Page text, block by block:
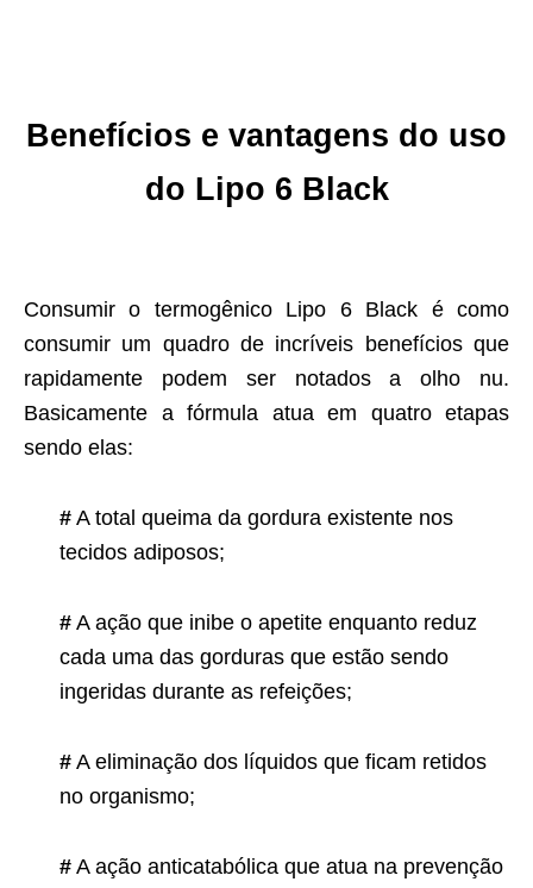
Benefícios e vantagens do uso
do Lipo 6 Black
Consumir o termogênico Lipo 6 Black é como
consumir um quadro de incríveis benefícios que
rapidamente podem ser notados a olho nu.
Basicamente a fórmula atua em quatro etapas
sendo elas:
# A total queima da gordura existente nos
tecidos adiposos;
# A ação que inibe o apetite enquanto reduz
cada uma das gorduras que estão sendo
ingeridas durante as refeições;
# A eliminação dos líquidos que ficam retidos
no organismo;
# A ação anticatabólica que atua na prevenção